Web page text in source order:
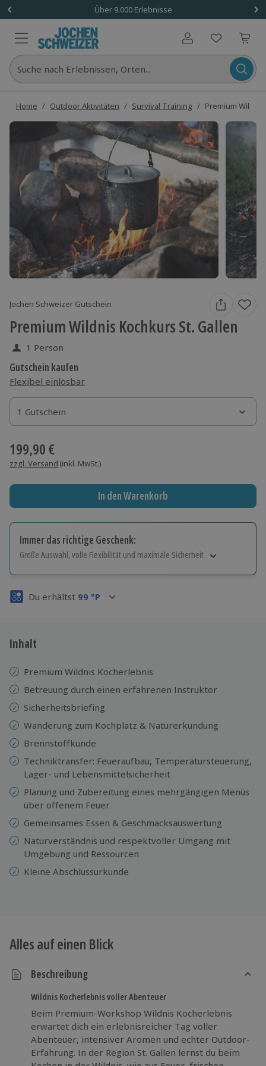
Über 9.000 Erlebnisse
Benutzerkonto
Suche nach Erlebnissen, Orten...
Home / Outdoor Aktivitäten / Survival Training / Premium
Jochen Schweizer Gutschein
Premium Wildnis Kochkurs St. Gallen
1 Person
Gutschein kaufen
Flexibel einlösbar
1 Gutschein
1 Gutschein
1 Gutschein
199,90 €
zzgl. Versand (inkl. MwSt.)
In den Warenkorb
Immer das richtige Geschenk:
Große Auswahl, volle Flexibilität und maximale Sicherheit
Volle Flexibilität
3 Jahre gültig & verlängerbar.
Du erhältst 99 °P
Inhalt
Premium Wildnis Kocherlebnis
Betreuung durch einen erfahrenen Instruktor
Sicherheitsbriefing
Wanderung zum Kochplatz & Naturerkundung
Brennstoffkunde
Techniktransfer: Feueraufbau, Temperatursteuerung,
Lager- und Lebensmittelsicherheit
Planung und Zubereitung eines mehrgängigen Menüs
über offenem Feuer
Gemeinsames Essen & Geschmacksauswertung
Naturverständnis und respektvoller Umgang mit
Umgebung und Ressourcen
Kleine Abschlussurkunde
Alles auf einen Blick
Beschreibung
Wildnis Kocherlebnis voller Abenteuer
Beim Premium-Workshop Wildnis Kocherlebnis
erwartet dich ein erlebnisreicher Tag voller
Abenteuer, intensiver Aromen und echter Outdoor-
Erfahrung. In der Region St. Gallen lernst du beim